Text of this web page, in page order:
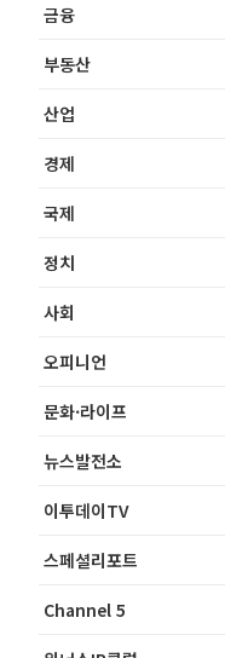
금융
부동산
산업
경제
국제
정치
사회
오피니언
문화·라이프
뉴스발전소
이투데이TV
스페셜리포트
Channel 5